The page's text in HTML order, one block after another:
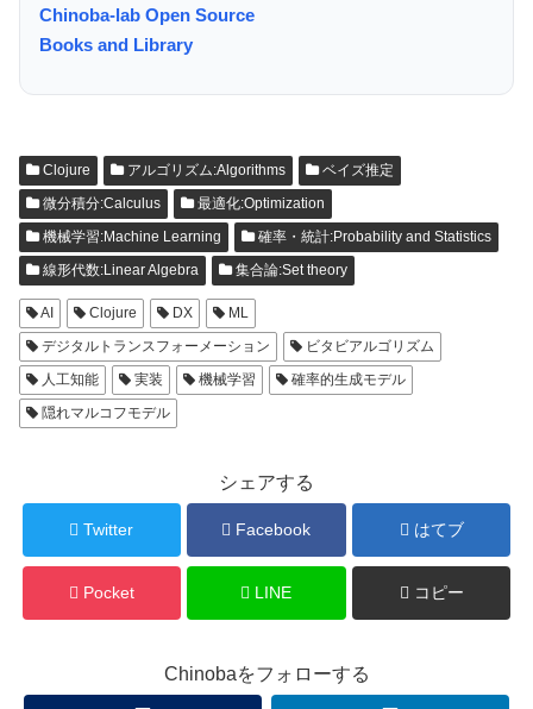
Chinoba-lab Open Source
Books and Library
Clojure アルゴリズム:Algorithms
ベイズ推定
微分積分:Calculus
最適化:Optimization
機械学習:Machine Learning
確率・統計:Probability and Statistics
線形代数:Linear Algebra
集合論:Set theory
AI Clojure DX
ML
デジタルトランスフォーメーション
ビタビアルゴリズム
人工知能
実装 機械学習
確率的生成モデル
隠れマルコフモデル
シェアする
Twitter Facebook はてブ
Pocket LINE コピー
Chinobaをフォローする